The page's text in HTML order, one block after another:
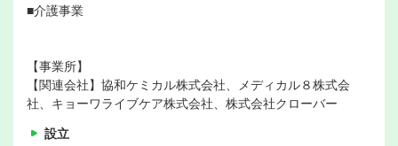
■介護事業
【事業所】
【関連会社】協和ケミカル株式会社、メディカル８株式会
社、キョーワライブケア株式会社、株式会社クローバー
設立